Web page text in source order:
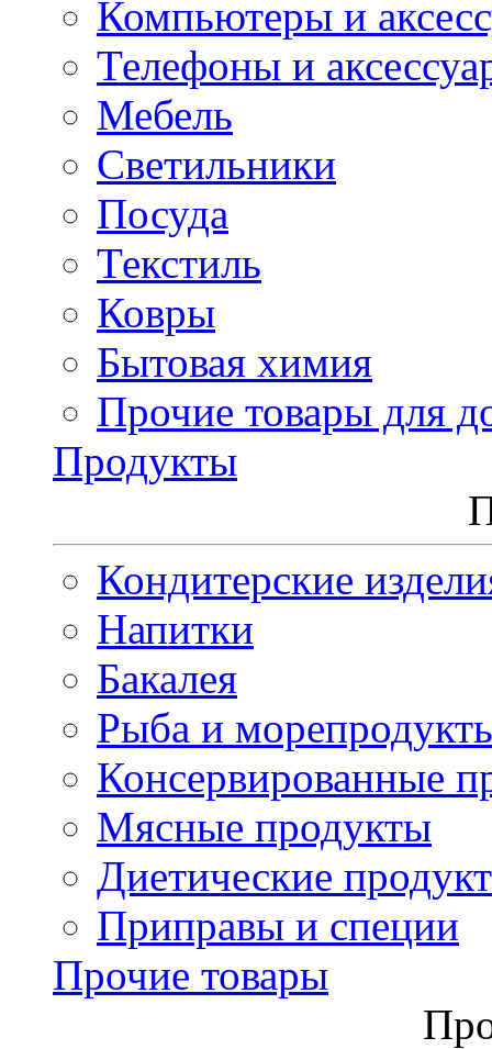
Компьютеры и
Телефоны и
Мебель
Светильники
Посуда
Текстиль
Ковры
Бытовая химия
Прочие товары для
Продукты
Кондитерские
Напитки
Бакалея
Рыба и
Консервированные
Мясные продукты
Диетические
Приправы и специи
Прочие товары